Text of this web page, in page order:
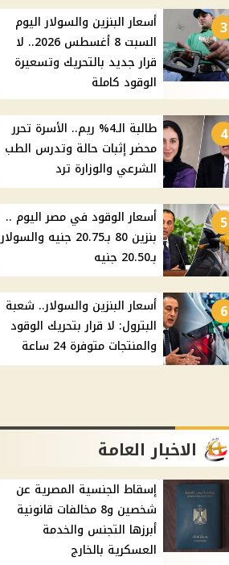
3
أسعار البنزين والسولار اليوم
السبت 8 أغسطس 2026.. لا
قرار جديد بالتحريك وتسعيرة
الوقود كاملة
4
طالبة الـ4% ريم.. الأسرة تحرر
محضر إثبات حالة وتدرس الطب
الشرعي والوزارة ترد
5
أسعار الوقود في مصر اليوم ..
بنزين 80 بـ20.75 جنيه والسولار
بـ20.50 جنيه
6
أسعار البنزين والسولار.. شعبة
البترول: لا قرار بتحريك الوقود
والمنتجات متوفرة 24 ساعة
الاخبار العامة
إسقاط الجنسية المصرية عن
شخصين و8 مخالفات قانونية
أبرزها التجنس والخدمة
العسكرية بالخارج